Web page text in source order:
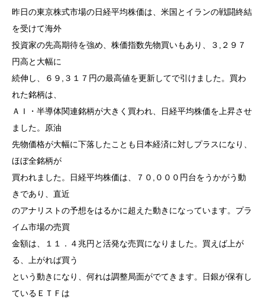
昨日の東京株式市場の日経平均株価は、米国とイランの戦闘終結
を受けて海外
投資家の先高期待を強め、株価指数先物買いもあり、３,２９７
円高と大幅に
続伸し、６９,３１７円の最高値を更新してで引けました。買わ
れた銘柄は、
ＡＩ・半導体関連銘柄が大きく買われ、日経平均株価を上昇させ
ました。原油
先物価格が大幅に下落したことも日本経済に対しプラスになり、
ほぼ全銘柄が
買われました。日経平均株価は、７０,０００円台をうかがう動
きであり、直近
のアナリストの予想をはるかに超えた動きになっています。プラ
イム市場の売買
金額は、１１．４兆円と活発な売買になりました。買えば上が
る、上がれば買う
という動きになり、何れは調整局面がでてきます。日銀が保有し
ているＥＴＦは